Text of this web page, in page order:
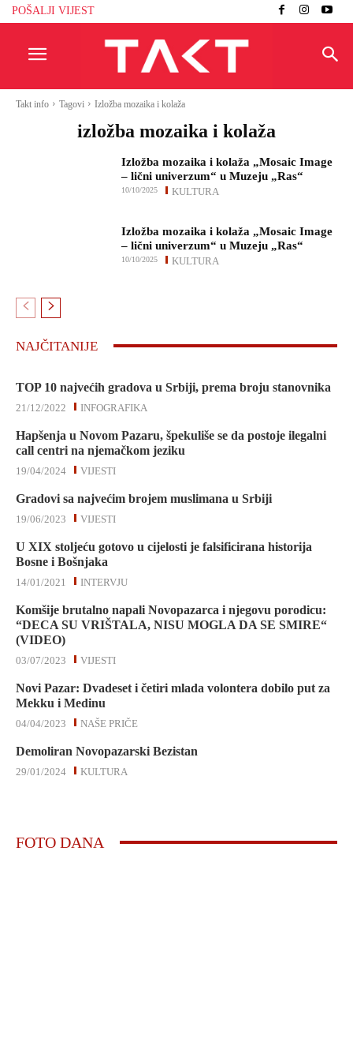
POŠALJI VIJEST
Takt info Tagovi Izložba mozaika i kolaža
izložba mozaika i kolaža
Izložba mozaika i kolaža „Mosaic Image
– lični univerzum“ u Muzeju „Ras“
KULTURA
10/10/2025
Izložba mozaika i kolaža „Mosaic Image
– lični univerzum“ u Muzeju „Ras“
KULTURA
10/10/2025
NAJČITANIJE
TOP 10 najvećih gradova u Srbiji, prema broju stanovnika
INFOGRAFIKA
21/12/2022
Hapšenja u Novom Pazaru, špekuliše se da postoje ilegalni
call centri na njemačkom jeziku
VIJESTI
19/04/2024
Gradovi sa najvećim brojem muslimana u Srbiji
VIJESTI
19/06/2023
U XIX stoljeću gotovo u cijelosti je falsificirana historija
Bosne i Bošnjaka
INTERVJU
14/01/2021
Komšije brutalno napali Novopazarca i njegovu porodicu:
“DECA SU VRIŠTALA, NISU MOGLA DA SE SMIRE“
(VIDEO)
VIJESTI
03/07/2023
Novi Pazar: Dvadeset i četiri mlada volontera dobilo put za
Mekku i Medinu
NAŠE PRIČE
04/04/2023
Demoliran Novopazarski Bezistan
KULTURA
29/01/2024
FOTO DANA